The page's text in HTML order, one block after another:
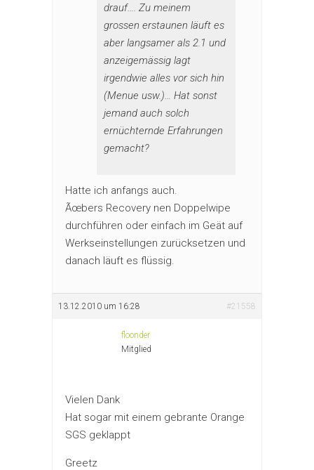
drauf…. Zu meinem
grossen erstaunen läuft es
aber langsamer als 2.1 und
anzeigemässig lagt
irgendwie alles vor sich hin
(Menue usw.)… Hat sonst
jemand auch solch
ernüchternde Erfahrungen
gemacht?
Hatte ich anfangs auch.
Ãœbers Recovery nen Doppelwipe
durchführen oder einfach im Geät auf
Werkseinstellungen zurücksetzen und
danach läuft es flüssig.
13.12.2010 um 16:28 #21558
floonder
Mitglied
Vielen Dank
Hat sogar mit einem gebrante Orange
SGS geklappt
Greetz